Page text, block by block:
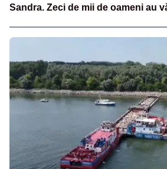
Sandra. Zeci de mii de oameni au